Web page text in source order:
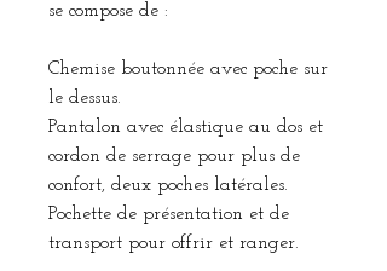
se compose de :
Chemise boutonnée avec poche sur
le dessus.
Pantalon avec élastique au dos et
cordon de serrage pour plus de
confort, deux poches latérales.
Pochette de présentation et de
transport pour offrir et ranger.